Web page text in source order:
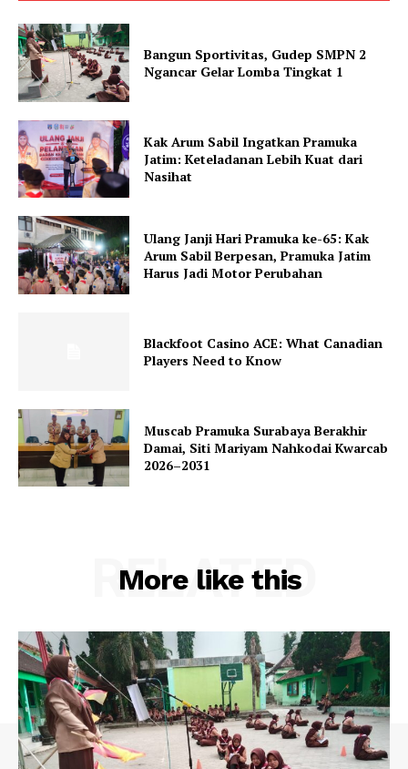
Bangun Sportivitas, Gudep SMPN 2
Ngancar Gelar Lomba Tingkat 1
Kak Arum Sabil Ingatkan Pramuka
Jatim: Keteladanan Lebih Kuat dari
Nasihat
Ulang Janji Hari Pramuka ke-65: Kak
Arum Sabil Berpesan, Pramuka Jatim
Harus Jadi Motor Perubahan
Blackfoot Casino ACE: What Canadian
Players Need to Know
Muscab Pramuka Surabaya Berakhir
Damai, Siti Mariyam Nahkodai Kwarcab
2026–2031
More like this
RELATED